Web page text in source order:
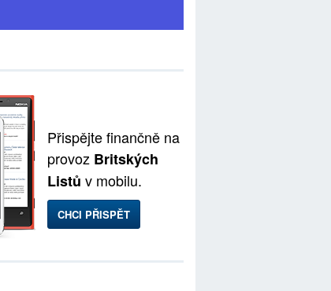
Přispějte finančně na
provoz Britských
Listů v mobilu.
CHCI PŘISPĚT